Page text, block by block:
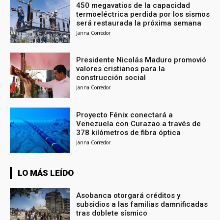
450 megavatios de la capacidad
termoeléctrica perdida por los sismos
será restaurada la próxima semana
Janna Corredor
Presidente Nicolás Maduro promovió
valores cristianos para la
construcción social
Janna Corredor
Proyecto Fénix conectará a
Venezuela con Curazao a través de
378 kilómetros de fibra óptica
Janna Corredor
LO MÁS LEÍDO
Asobanca otorgará créditos y
subsidios a las familias damnificadas
tras doblete sísmico